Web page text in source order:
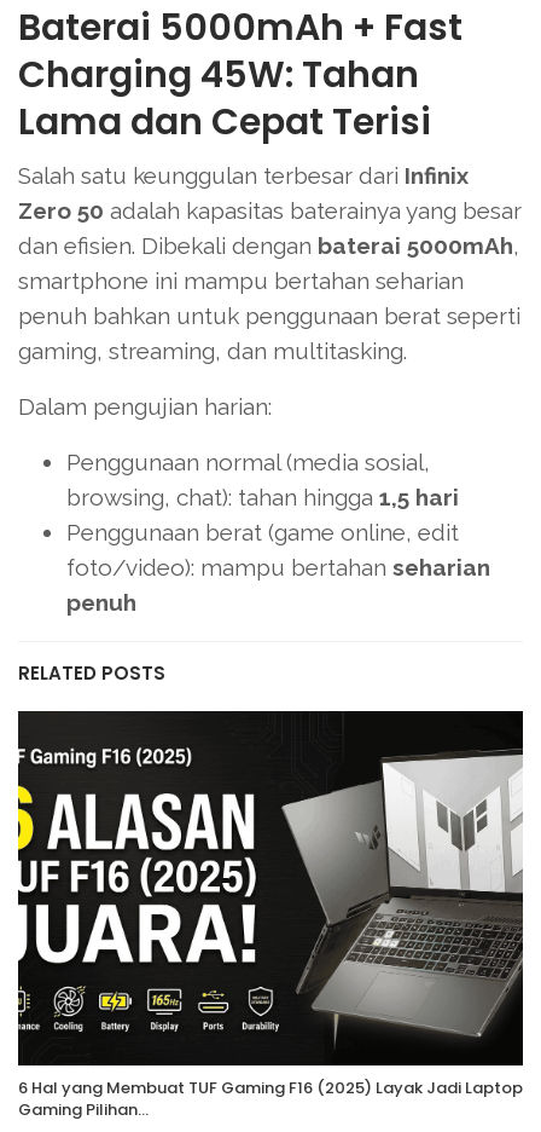
Baterai 5000mAh + Fast
Charging 45W: Tahan
Lama dan Cepat Terisi
Salah satu keunggulan terbesar dari Infinix
Zero 50 adalah kapasitas baterainya yang besar
dan efisien. Dibekali dengan baterai 5000mAh,
smartphone ini mampu bertahan seharian
penuh bahkan untuk penggunaan berat seperti
gaming, streaming, dan multitasking.
Dalam pengujian harian:
Penggunaan normal (media sosial,
browsing, chat): tahan hingga 1,5 hari
Penggunaan berat (game online, edit
foto/video): mampu bertahan seharian
penuh
RELATED POSTS
6 Hal yang Membuat TUF Gaming F16 (2025) Layak Jadi Laptop
Gaming Pilihan…